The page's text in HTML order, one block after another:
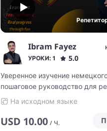
Ibram Fayez
УРОКИ: 1
5.0
Уверенное изучение
пошаговое руководство для
результатов
На исходном языке
USD 10.00 / Ч.